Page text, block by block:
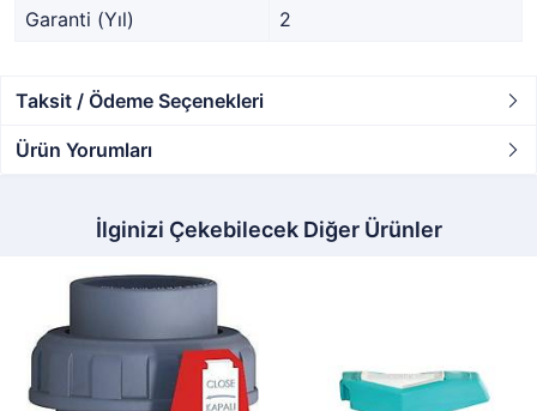
Garanti (Yıl)
2
Taksit / Ödeme Seçenekleri
Ürün Yorumları
İlginizi Çekebilecek Diğer Ürünler